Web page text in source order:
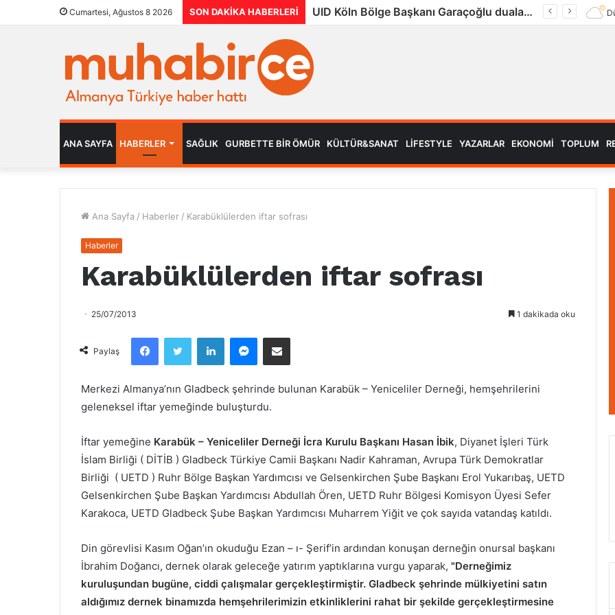
Cumartesi, Ağustos 8 2026 SON DAKIKA HABERLERI UID Köln Bölge Başkanı Garaçoğlu dualarla son yolculuğuna uğurlandı
ANA SAYFA HABERLER SAĞLIK GURBETTE BIR ÖMÜR KÜLTÜR&SANAT LIFESTYLE YAZARLAR EKONOMI TOPLUM
Ana Sayfa / Haberler / Karabüklülerden iftar sofrası
Haberler
Karabüklülerden iftar sofrası
25/07/2013 1 dakikada oku
Paylaş
Merkezi Almanya’nın Gladbeck şehrinde bulunan Karabük – Yeniceliler Derneği, hemşehrilerini
geleneksel iftar yemeğinde buluşturdu.
İftar yemeğine Karabük – Yeniceliler Derneği İcra Kurulu Başkanı Hasan İbik, Diyanet İşleri Türk
İslam Birliği ( DİTİB ) Gladbeck Türkiye Camii Başkanı Nadir Kahraman, Avrupa Türk Demokratlar
Birliği ( UETD ) Ruhr Bölge Başkan Yardımcısı ve Gelsenkirchen Şube Başkanı Erol Yukarıbaş, UETD
Gelsenkirchen Şube Başkan Yardımcısı Abdullah Ören, UETD Ruhr Bölgesi Komisyon Üyesi Sefer
Karakoca, UETD Gladbeck Şube Başkan Yardımcısı Muharrem Yiğit ve çok sayıda vatandaş katıldı.
Din görevlisi Kasım Oğan’ın okuduğu Ezan – ı- Şerif’in ardından konuşan derneğin onursal başkanı
İbrahim Doğancı, dernek olarak geleceğe yatırım yaptıklarına vurgu yaparak, "Derneğimiz
kuruluşundan bugüne, ciddi çalışmalar gerçekleştirmiştir. Gladbeck şehrinde mülkiyetini satın
aldığımız dernek binamızda hemşehrilerimizin etkinliklerini rahat bir şekilde gerçekleştirmesine